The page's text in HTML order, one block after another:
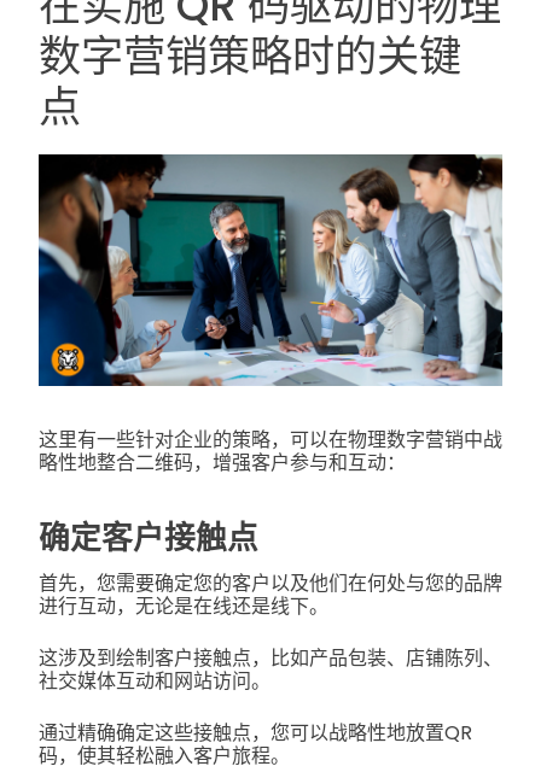
数字营销策略时的关键
点
这里有一些针对企业的策略，可以在物理数字营销中战
略性地整合二维码，增强客户参与和互动：
确定客户接触点
首先，您需要确定您的客户以及他们在何处与您的品牌
进行互动，无论是在线还是线下。
这涉及到绘制客户接触点，比如产品包装、店铺陈列、
社交媒体互动和网站访问。
通过精确确定这些接触点，您可以战略性地放置QR
码，使其轻松融入客户旅程。